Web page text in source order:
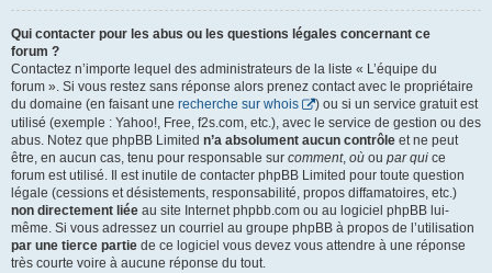
Qui contacter pour les abus ou les questions légales concernant ce
forum ?
Contactez n’importe lequel des administrateurs de la liste « L’équipe du
forum ». Si vous restez sans réponse alors prenez contact avec le propriétaire
du domaine (en faisant une recherche sur whois
) ou si un service gratuit est
utilisé (exemple : Yahoo!, Free, f2s.com, etc.), avec le service de gestion ou des
abus. Notez que phpBB Limited n’a absolument aucun contrôle et ne peut
être, en aucun cas, tenu pour responsable sur comment, où ou par qui ce
forum est utilisé. Il est inutile de contacter phpBB Limited pour toute question
légale (cessions et désistements, responsabilité, propos diffamatoires, etc.)
non directement liée au site Internet phpbb.com ou au logiciel phpBB lui-
même. Si vous adressez un courriel au groupe phpBB à propos de l’utilisation
par une tierce partie de ce logiciel vous devez vous attendre à une réponse
très courte voire à aucune réponse du tout.